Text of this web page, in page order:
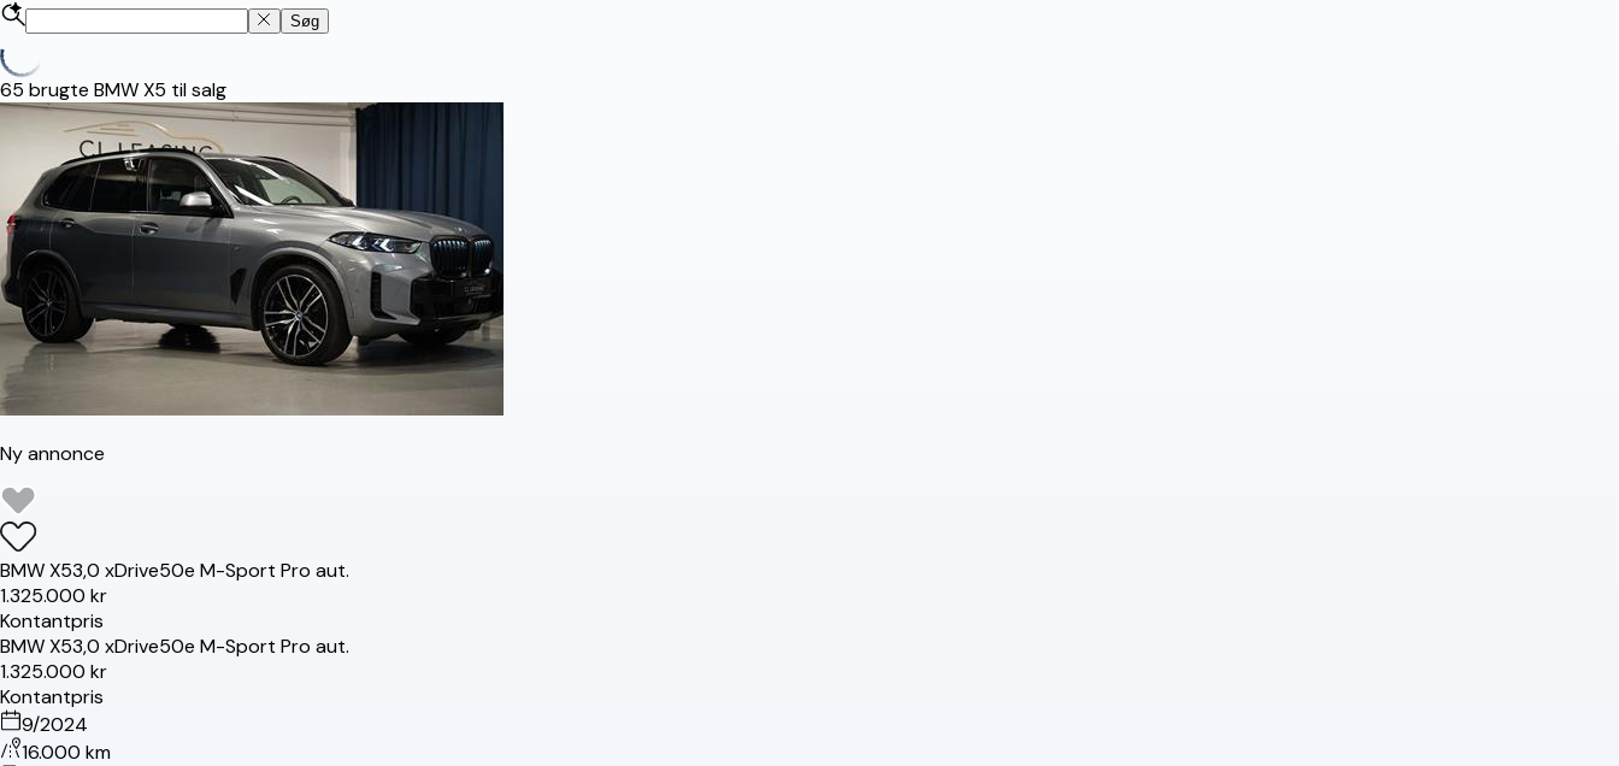
Søg
65 brugte BMW X5 til salg
Ny annonce
BMWX53,0 xDrive50e M-Sport Pro aut.
1.325.000 kr
Kontantpris
BMWX53,0 xDrive50e M-Sport Pro aut.
1.325.000 kr
Kontantpris
9/2024
16.000 km